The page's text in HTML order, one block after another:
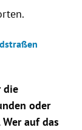
die
oder
auf das